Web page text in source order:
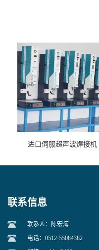
进口伺服超声波焊接机
联系信息
联系人：陈宏海
电话：0512-55084382